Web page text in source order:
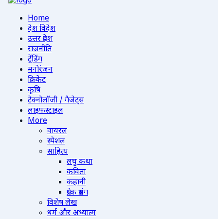
Home
देश विदेश
उत्तर प्रदेश
राजनीति
ट्रेंडिंग
मनोरंजन
क्रिकेट
कृषि
टेक्नोलॉजी / गैजेट्स
लाइफस्टाइल
More
वायरल
स्पेशल
साहित्य
लघु कथा
कविता
कहानी
प्रेरक प्रसंग
विशेष लेख
धर्म और अध्यात्म